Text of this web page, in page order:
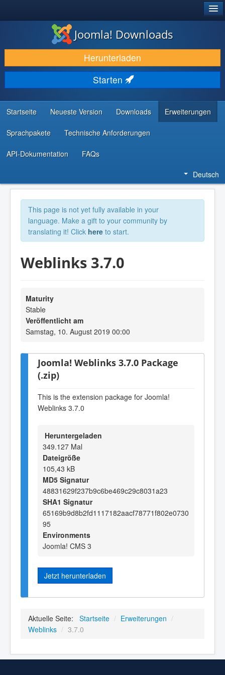
DOWNLOAD & ERWEITERN
ENTDECKEN & LERNEN
COMMUNITY & SUPPORT
RESSOURCEN FÜR ENTWICKLER
Joomla! Downloads
Herunterladen
Starten
Startseite Neueste Version Downloads Erweiterungen
Sprachpakete Technische Anforderungen
API-Dokumentation FAQs
Deutsch
This page is not yet fully available in your
language. Make a gift to your community by
translating it! Click here to start.
Weblinks 3.7.0
Maturity
Stable
Veröffentlicht am
Samstag, 10. August 2019 00:00
Joomla! Weblinks 3.7.0 Package
(.zip)
This is the extension package for Joomla!
Weblinks 3.7.0
Heruntergeladen
349.127 Mal
Dateigröße
105,43 kB
MD5 Signatur
48831629f237b9c6be469c29c8031a23
SHA1 Signatur
65169b9d8b2fd1117182aacf78771f802e0730
95
Environments
Joomla! CMS 3
Jetzt herunterladen
Aktuelle Seite: Startseite / Erweiterungen /
Weblinks / 3.7.0